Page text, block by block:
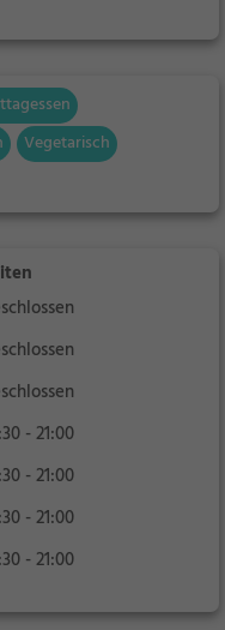
Vegetarisch
- 21:00
- 21:00
- 21:00
- 21:00